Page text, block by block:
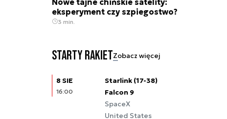
eksperyment czy szpiegostwo?
3 min.
Starty rakietZobacz więcej
8 SIE
16:00
Starlink (17-38)
Falcon 9
SpaceX
United States